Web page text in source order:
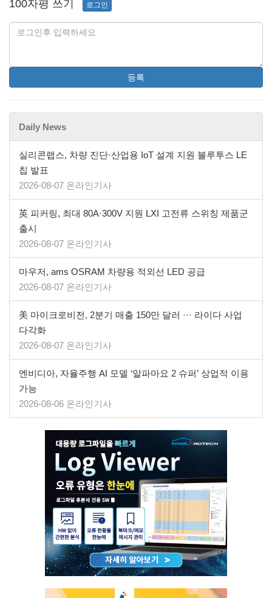
100자평 쓰기 로그인
등록
Daily News
실리콘랩스, 차량 진단·산업용 IoT 설계 지원 블루투스 LE
칩 발표
2026-08-07 온라인기사
英 피커링, 최대 80A·300V 지원 LXI 고전류 스위칭 제품군
출시
2026-08-07 온라인기사
마우저, ams OSRAM 차량용 적외선 LED 공급
2026-08-07 온라인기사
美 마이크로비전, 2분기 매출 150만 달러 ··· 라이다 사업
다각화
2026-08-07 온라인기사
엔비디아, 자율주행 AI 모델 ‘알파마요 2 슈퍼’ 상업적 이용
가능
2026-08-06 온라인기사